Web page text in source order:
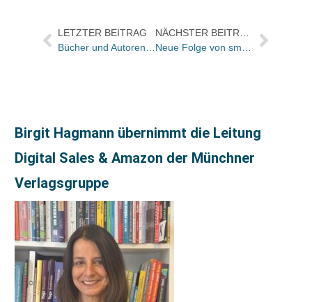
LETZTER BEITRAG
Birgit Hagmann übernimmt die Leitung
Digital Sales & Amazon der Münchner
Verlagsgruppe